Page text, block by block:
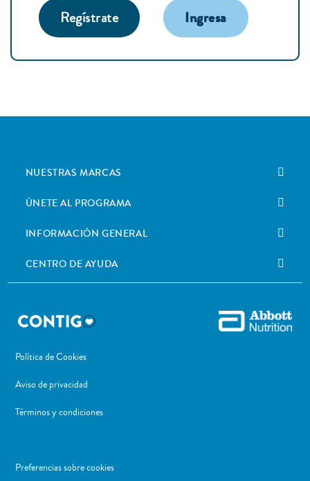
Regístrate Ingresa
NUESTRAS MARCAS
ÚNETE AL PROGRAMA
INFORMACIÓN GENERAL
CENTRO DE AYUDA
Política de Cookies
Aviso de privacidad
Términos y condiciones
Preferencias sobre cookies